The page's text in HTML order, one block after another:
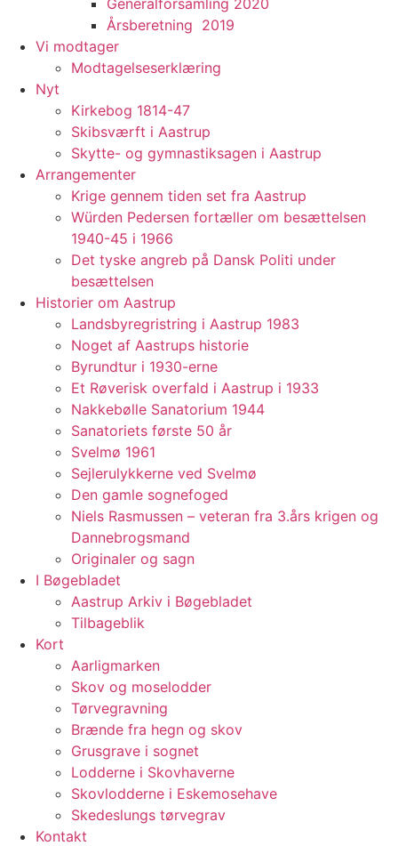
Generalforsamling 2020
Årsberetning 2019
Vi modtager
Modtagelseserklæring
Nyt
Kirkebog 1814-47
Skibsværft i Aastrup
Skytte- og gymnastiksagen i Aastrup
Arrangementer
Krige gennem tiden set fra Aastrup
Würden Pedersen fortæller om besættelsen
1940-45 i 1966
Det tyske angreb på Dansk Politi under
besættelsen
Historier om Aastrup
Landsbyregristring i Aastrup 1983
Noget af Aastrups historie
Byrundtur i 1930-erne
Et Røverisk overfald i Aastrup i 1933
Nakkebølle Sanatorium 1944
Sanatoriets første 50 år
Svelmø 1961
Sejlerulykkerne ved Svelmø
Den gamle sognefoged
Niels Rasmussen – veteran fra 3.års krigen og
Dannebrogsmand
Originaler og sagn
I Bøgebladet
Aastrup Arkiv i Bøgebladet
Tilbageblik
Kort
Aarligmarken
Skov og moselodder
Tørvegravning
Brænde fra hegn og skov
Grusgrave i sognet
Lodderne i Skovhaverne
Skovlodderne i Eskemosehave
Skedeslungs tørvegrav
Kontakt